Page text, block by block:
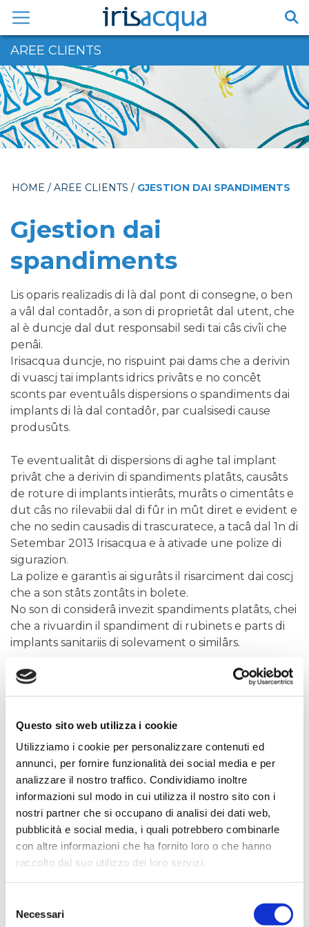
Questo sito web utilizza i cookie
Utilizziamo i cookie per personalizzare contenuti ed
annunci, per fornire funzionalità dei social media e per
analizzare il nostro traffico. Condividiamo inoltre
informazioni sul modo in cui utilizza il nostro sito con i
nostri partner che si occupano di analisi dei dati web,
pubblicità e social media, i quali potrebbero combinarle
con altre informazioni che ha fornito loro o che hanno
raccolto dal suo utilizzo dei loro servizi.
delNecessari
contenuto
AREE CLIENTS
HOME / AREE CLIENTS / GJESTION DAI SPANDIMENTS
Gjestion dai
spandiments
Lis oparis realizadis di là dal pont di consegne, o ben
a vâl dal contadôr, a son di proprietât dal utent, che
al è duncje dal dut responsabil sedi tai câs civîi che
penâi.
Irisacqua duncje, no rispuint pai dams che a derivin
di vuascj tai implants idrics privâts e no concêt
sconts par eventuâls dispersions o spandiments dai
implants di là dal contadôr, par cualsisedi cause
produsûts.
Te eventualitât di dispersions di aghe tal implant
privât che a derivin di spandiments platâts, causâts
de roture di implants intierâts, murâts o cimentâts e
dut câs no rilevabii dal di fûr in mût diret e evident e
che no sedin causadis di trascuratece, a tacâ dal 1n di
Setembar 2013 Irisacqua e à ativade une polize di
sigurazion.
La polize e garantìs ai sigurâts il risarciment dai coscj
che a son stâts zontâts in bolete.
No son di considerâ invezit spandiments platâts, chei
che a rivuardin il spandiment di rubinets e parts di
implants sanitariis di solevament o similârs.
Tal câs che al sedi aciertât un spandiment si à di:
Denunziâ il dam compilant ilmoduldi pueste, di
Dimostrâ,ancje in timps diviers, ma dentri di 180
dîs de scjadince de bolete, di vê fat lis oparis par
eliminâ il spandiment proviodint la fature pai
lavôrs di riparazion e la documentazion
fotografiche di cuant che si à cjatât e comedât il
spandiment
evidenziâ un consum superiôr dal 50% dal
consum de utence tal an precedent
In presince di chestis cundizions, la polize e
proviodarà a cuvierzi ducj i coscj in plui faturâts in
bolete.